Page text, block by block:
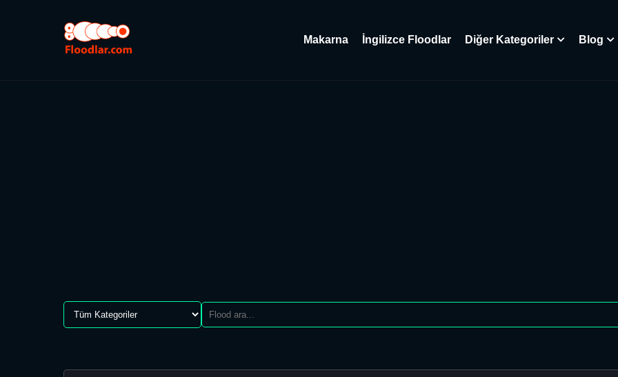
Makarna İngilizce Floodlar Diğer Kategoriler Blog